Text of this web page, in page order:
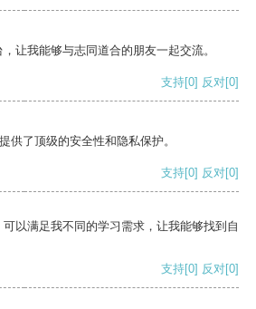
让我能够与志同道合的朋友一起交流。
支持[0] 反对[0]
供了顶级的安全性和隐私保护。
支持[0] 反对[0]
以满足我不同的学习需求，让我能够找到自
支持[0] 反对[0]